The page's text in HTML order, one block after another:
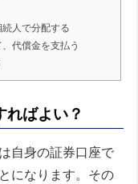
人で分配する
代償金を支払う
ればよい？
自身の証券口座で
になります。その